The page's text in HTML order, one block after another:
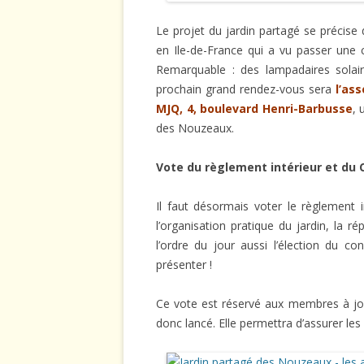
UTILISATION DU BLOG : CADRE
LÉGAL
L’ATELIER JARDINAGE DE
LA BONNE HERBE DU MOIS
LES CONSEILS DU JARDINIER
TECHNIQUE
Le projet du jardin partagé se
en Ile-de-France qui a vu passer une
Remarquable : des lampadaires
prochain grand rendez-vous sera
MJQ, 4, boulevard Henri-Barbusse,
des Nouzeaux.
Vote du règlement intérieur et du
Il faut désormais voter le règlement
l’organisation pratique du jardin, la
l’ordre du jour aussi l’élection du
présenter !
Ce vote est réservé aux membres à
donc lancé. Elle permettra d’assurer